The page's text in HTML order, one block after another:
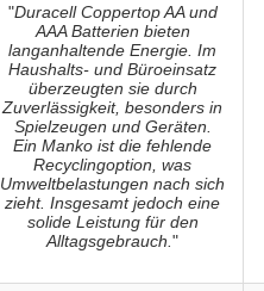
"Duracell Coppertop AA und
AAA Batterien bieten
langanhaltende Energie. Im
Haushalts- und Büroeinsatz
überzeugten sie durch
Zuverlässigkeit, besonders in
Spielzeugen und Geräten.
Ein Manko ist die fehlende
Recyclingoption, was
Umweltbelastungen nach sich
zieht. Insgesamt jedoch eine
solide Leistung für den
Alltagsgebrauch."